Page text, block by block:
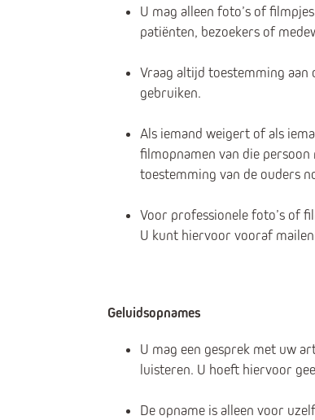
U mag alleen foto’s of
patiënten, bezoekers of
Vraag altijd toestemming
gebruiken.
Als iemand weigert of als
filmopnamen van die
toestemming van de ouders
Voor professionele foto’s of
U kunt hiervoor vooraf
Geluidsopnames
U mag een gesprek met uw
luisteren. U hoeft hiervoor
De opname is alleen voor